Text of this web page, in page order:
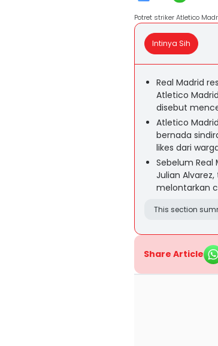
Potret striker Atletico
Intinya Sih
Real Madrid
Atletico
disebut
Atletico
bernada
likes dari
Sebelum
Julian
melontarkan
This section
Share Article